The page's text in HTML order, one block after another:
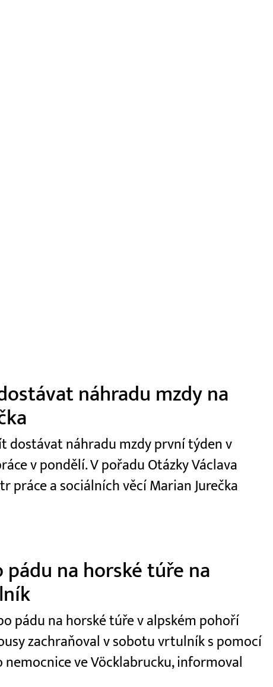
náhradu mzdy na
dostávat náhradu mzdy první týden v
v pondělí. V pořadu Otázky Václava
práce a sociálních věcí Marian Jurečka
na horské túře na
pádu na horské túře v alpském pohoří
zachraňoval v sobotu vrtulník s pomocí
ve Vöcklabrucku, informoval